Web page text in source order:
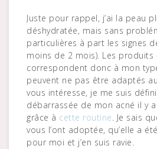
Juste pour rappel, j’ai la peau
déshydratée, mais sans
particulières à part les signes
moins de 2 mois). Les produits
correspondent donc à mon
peuvent ne pas être adaptés
vous intéresse, je me suis
débarrassée de mon acné il y
grâce à cette routine. Je sais
vous l’ont adoptée, qu’elle a
pour moi et j’en suis ravie.